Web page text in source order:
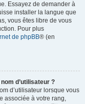
Essayez de demander à
installer la langue que
vous êtes libre de vous
Pour plus
de phpBB® (en
d’utilisateur ?
d’utilisateur lorsque vous
associée à votre rang,